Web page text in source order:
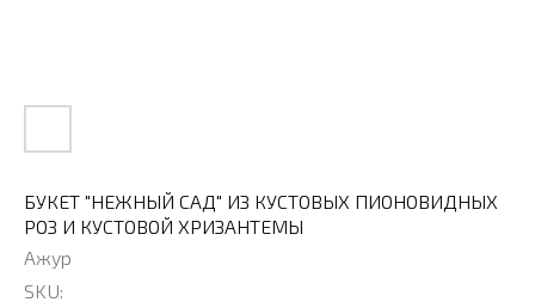
БУКЕТ "НЕЖНЫЙ САД" ИЗ КУСТОВЫХ ПИОНОВИДНЫХ
РОЗ И КУСТОВОЙ ХРИЗАНТЕМЫ
Ажур
SKU: